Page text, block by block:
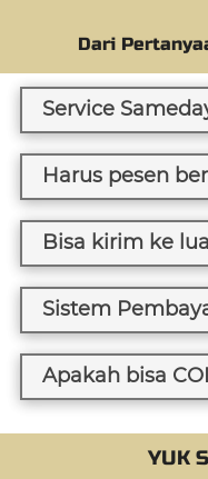
Dari
Service
Harus pesen
Bisa kirim ke
Sistem
Apakah bisa
YUK